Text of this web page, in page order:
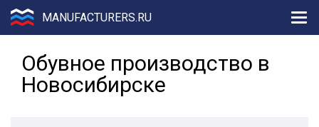
MANUFACTURERS.RU
Обувное производство в
Новосибирске